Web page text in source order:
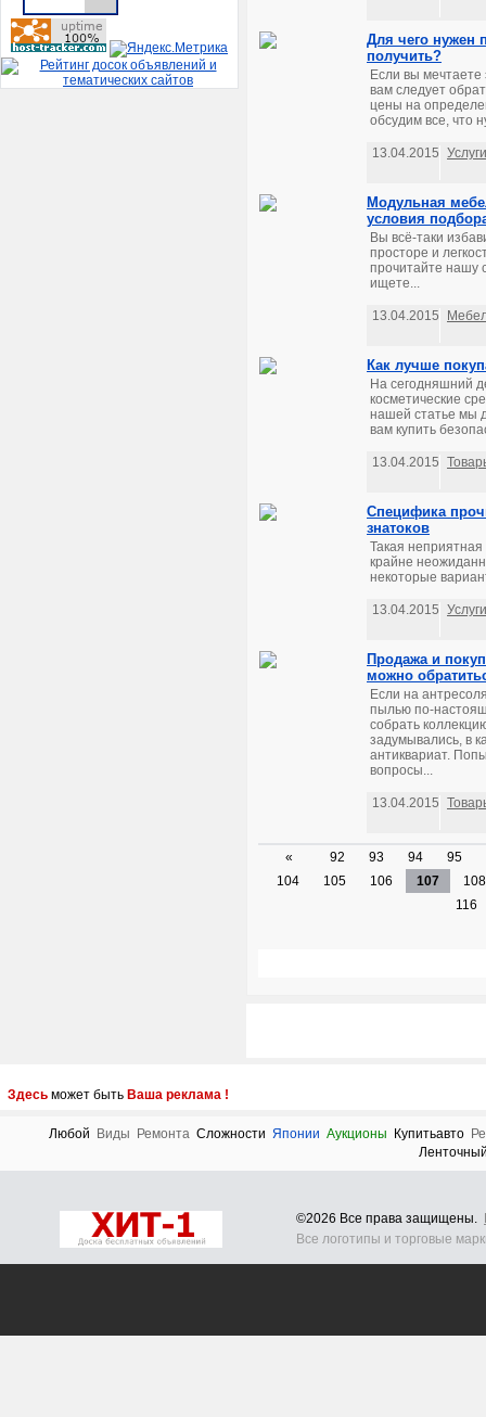
Для чего нужен
получить?
Если вы мечтаете
вам следует
цены на
обсудим все, что
13.04.2015 Услуги
Модульная
условия
Вы всё-таки
просторе и
прочитайте нашу
ищете...
13.04.2015
Как лучше
На сегодняшний
косметические
нашей статье мы
вам купить
13.04.2015
Специфика
знатоков
Такая неприятная
крайне
некоторые
13.04.2015 Услуги
Продажа и
можно
Если на
пылью по-
собрать
задумывались, в
антиквариат.
вопросы...
13.04.2015
« 92 93 94
95
104
105 106 107
108
116
Здесь может быть Ваша реклама !
Любой Виды Ремонта Сложности Японии Аукционы Купитьавто
©2026 Все права защищены.
Все логотипы и торговые